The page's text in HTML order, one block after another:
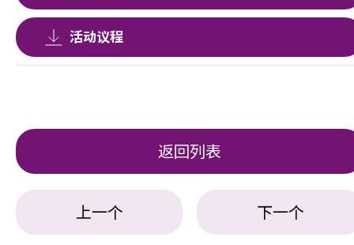
活动议程
返回列表
上一个 下一个